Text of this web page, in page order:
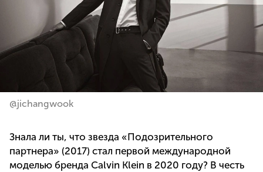
@jichangwook
Знала ли ты, что звезда «Подозрительного
партнера» (2017) стал первой международной
моделью бренда Calvin Klein в 2020 году? В честь